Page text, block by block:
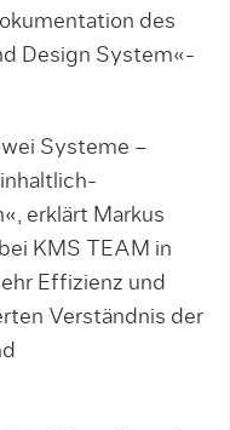
des
Design System«-
Syste­me –
erklärt Mar­kus
KMS TEAM in
Effizienz und
Verständnis der